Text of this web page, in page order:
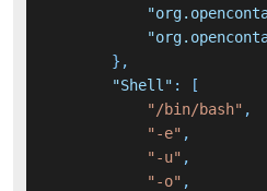
} ,
"Shell" :
[
"/bin/bash" ,
"-e" ,
"-u" ,
"-o" ,